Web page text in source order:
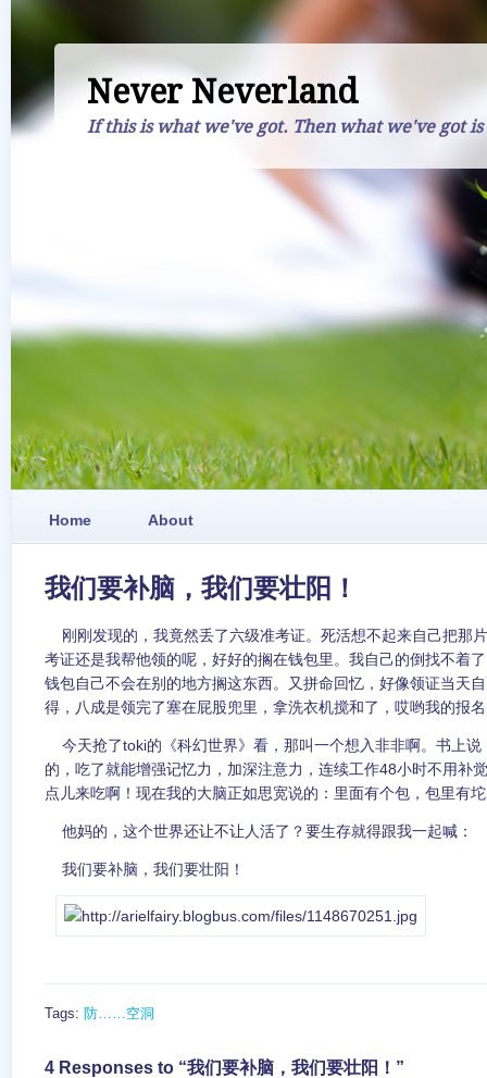
Never Neverland
If this is what we've got. Then what we've got is
Home About
我们要补脑，我们要壮阳！
刚刚发现的，我竟然丢了六级准考证。死活想不起来自己把那
考证还是我帮他领的呢，好好的搁在钱包里。我自己的倒找不着
钱包自己不会在别的地方搁这东西。又拼命回忆，好像领证当天
得，八成是领完了塞在屁股兜里，拿洗衣机搅和了，哎哟我的报
今天抢了toki的《科幻世界》看，那叫一个想入非非啊。书上说
的，吃了就能增强记忆力，加深注意力，连续工作48小时不用补
点儿来吃啊！现在我的大脑正如思宽说的：里面有个包，包里有
他妈的，这个世界还让不让人活了？要生存就得跟我一起喊：
我们要补脑，我们要壮阳！
Tags: 防……空洞
4 Responses to “我们要补脑，我们要壮阳！”